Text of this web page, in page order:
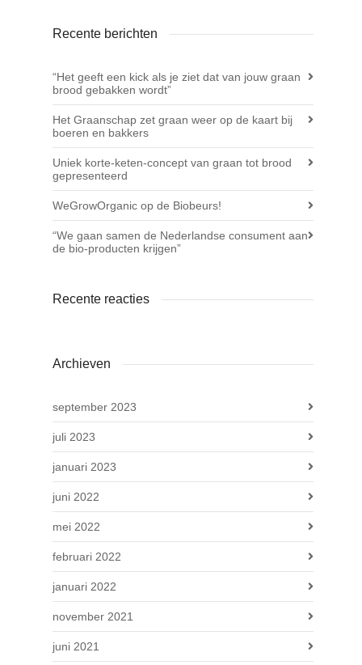
Recente berichten
“Het geeft een kick als je ziet dat van jouw graan
brood gebakken wordt”
Het Graanschap zet graan weer op de kaart bij
boeren en bakkers
Uniek korte-keten-concept van graan tot brood
gepresenteerd
WeGrowOrganic op de Biobeurs!
“We gaan samen de Nederlandse consument aan
de bio-producten krijgen”
Recente reacties
Archieven
september 2023
juli 2023
januari 2023
juni 2022
mei 2022
februari 2022
januari 2022
november 2021
juni 2021